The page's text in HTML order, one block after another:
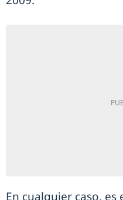
En cualquier caso,